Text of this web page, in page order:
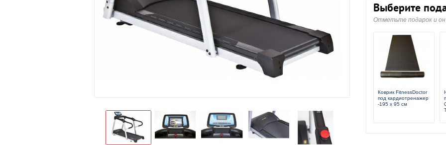
Выберите
Отметьте подарок и он
Коврик FitnessDoctor
под кардиотренажер
-195 x 95 см